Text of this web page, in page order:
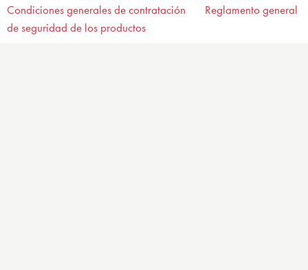
Condiciones generales de contratación
Reglamento general
de seguridad de los productos